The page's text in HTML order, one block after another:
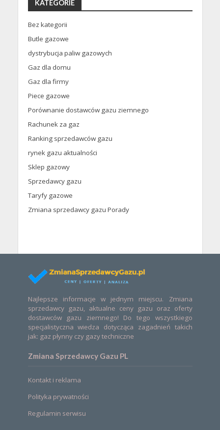
KATEGORIE
Bez kategorii
Butle gazowe
dystrybucja paliw gazowych
Gaz dla domu
Gaz dla firmy
Piece gazowe
Porównanie dostawców gazu ziemnego
Rachunek za gaz
Ranking sprzedawców gazu
rynek gazu aktualności
Sklep gazowy
Sprzedawcy gazu
Taryfy gazowe
Zmiana sprzedawcy gazu Porady
Najlepsze informacje w jednym miejscu. Zmiana
sprzedawcy gazu, aktualne ceny gazu oraz oferty
dostawców gazu ziemnego! Do tego wszystkiego
specjalistyczna wiedza dotycząca zagadnień takich
jak: gaz płynny czy gazy techniczne
Zmiana Sprzedawcy Gazu PL
Kontakt i reklama
Polityka prywatności
Regulamin serwisu